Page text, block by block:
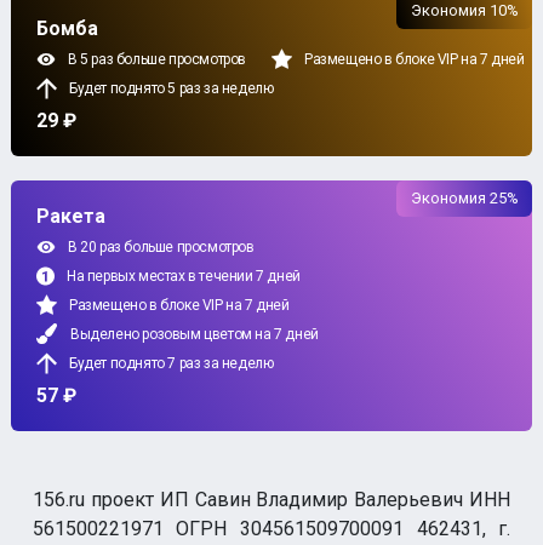
Бомба
В 5 раз больше просмотров
Размещено в блоке VIP на 7 дней
Будет поднято 5 раз за неделю
29 ₽
Экономия 10%
Ракета
В 20 раз больше просмотров
На первых местах в течении 7 дней
Размещено в блоке VIP на 7 дней
Выделено розовым цветом на 7 дней
Будет поднято 7 раз за неделю
57 ₽
Экономия 25%
156.ru проект ИП Савин Владимир Валерьевич ИНН
561500221971 ОГРН 304561509700091 462431, г.